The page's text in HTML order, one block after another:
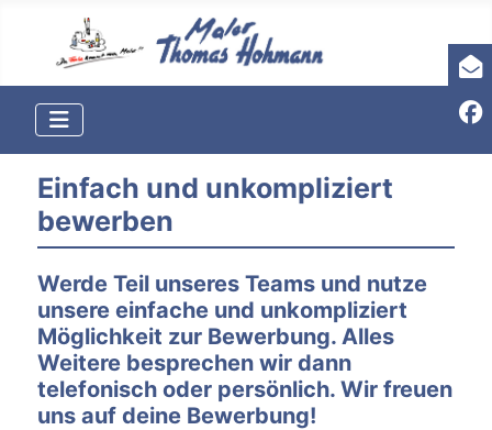
Einfach und unkompliziert
bewerben
Werde Teil unseres Teams und nutze
unsere einfache und unkompliziert
Möglichkeit zur Bewerbung. Alles
Weitere besprechen wir dann
telefonisch oder persönlich. Wir freuen
uns auf deine Bewerbung!